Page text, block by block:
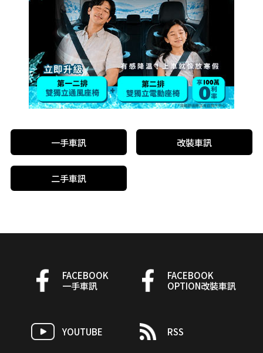
一手車訊 改裝車訊
二手車訊
FACEBOOK
一手車訊
FACEBOOK
OPTION改裝車訊
YOUTUBE RSS